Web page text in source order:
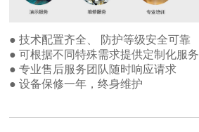
●技术配置齐全、 防护等级安全可靠
●可根据不同特殊需求提供定制化服务
● 专业售后服务团队随时响应请求
●设备保修一年，终身维护